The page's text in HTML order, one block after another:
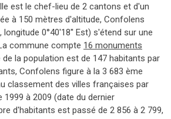
est le chef-lieu de 2 cantons et d'un
à 150 mètres d'altitude, Confolens
longitude 0°40'18'' Est) s'étend sur une
commune compte 16 monuments
de la population est de 147 habitants par
Confolens figure à la 3 683 ème
classement des villes françaises par
1999 à 2009 (date du dernier
d'habitants est passé de 2 856 à 2 799,